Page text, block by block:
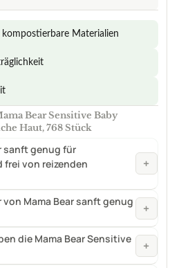
Materialien
Bear Sensitive Baby
Haut, 768 Stück
sanft genug für
von reizenden
+
Mama Bear sanft genug
+
die Mama Bear Sensitive
+